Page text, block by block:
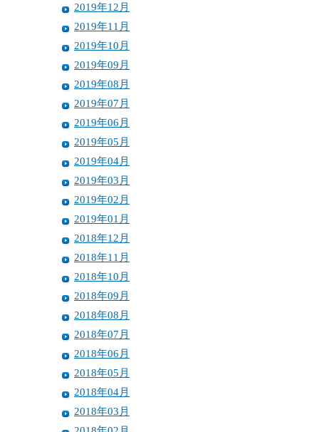
2019年12月
2019年11月
2019年10月
2019年09月
2019年08月
2019年07月
2019年06月
2019年05月
2019年04月
2019年03月
2019年02月
2019年01月
2018年12月
2018年11月
2018年10月
2018年09月
2018年08月
2018年07月
2018年06月
2018年05月
2018年04月
2018年03月